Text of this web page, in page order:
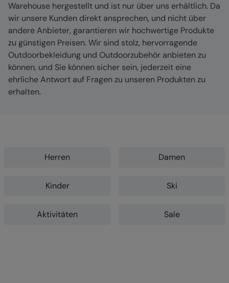
Warehouse hergestellt und ist nur über uns erhältlich. Da
wir unsere Kunden direkt ansprechen, und nicht über
andere Anbieter, garantieren wir hochwertige Produkte
zu günstigen Preisen. Wir sind stolz, hervorragende
Outdoorbekleidung und Outdoorzubehör anbieten zu
können, und Sie können sicher sein, jederzeit eine
ehrliche Antwort auf Fragen zu unseren Produkten zu
erhalten.
Herren Damen
Kinder Ski
Aktivitäten Sale